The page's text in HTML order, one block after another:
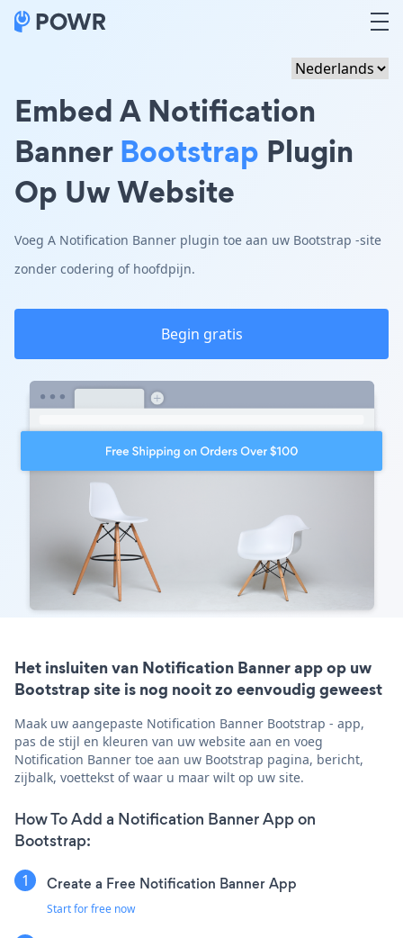
Embed A Notification
BannerBootstrap Plugin
Op Uw Website
Voeg A Notification Banner plugin toe aan uw Bootstrap -site
zonder codering of hoofdpijn.
Begin gratis
Het insluiten van Notification Banner app op uw
Bootstrap site is nog nooit zo eenvoudig geweest
Maak uw aangepaste Notification Banner Bootstrap - app,
pas de stijl en kleuren van uw website aan en voeg
Notification Banner toe aan uw Bootstrap pagina, bericht,
zijbalk, voettekst of waar u maar wilt op uw site.
How To Add a Notification Banner App on
Bootstrap:
Create a Free Notification Banner App
Start for free now